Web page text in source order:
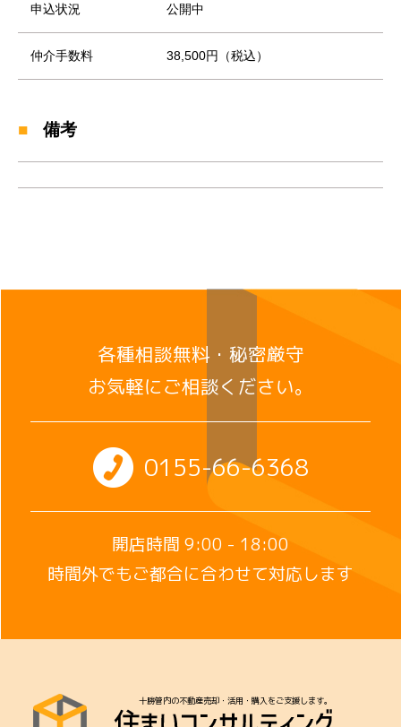
申込状況 公開中
仲介手数料 38,500円（税込）
備考
各種相談無料・秘密厳守
お気軽にご相談ください。
0155-66-6368
開店時間 9:00 - 18:00
時間外でもご都合に合わせて対応します
十勝管内の不動産売却・活用・購入をご支援します。